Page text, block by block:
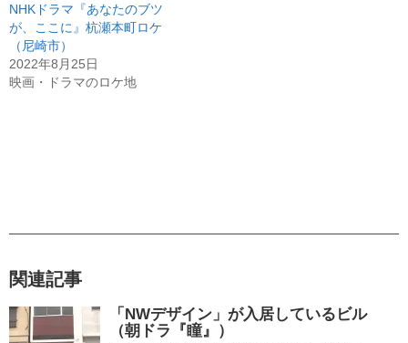
NHKドラマ『あなたのブツ
が、ここに』杭瀬本町ロケ
（尼崎市）
2022年8月25日
映画・ドラマのロケ地
関連記事
「NWデザイン」が入居しているビル
（朝ドラ『瞳』）